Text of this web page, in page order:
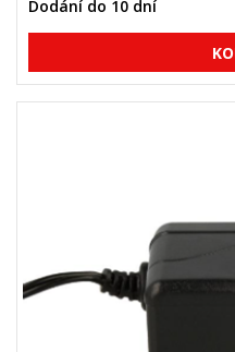
Dodání do 10 dní